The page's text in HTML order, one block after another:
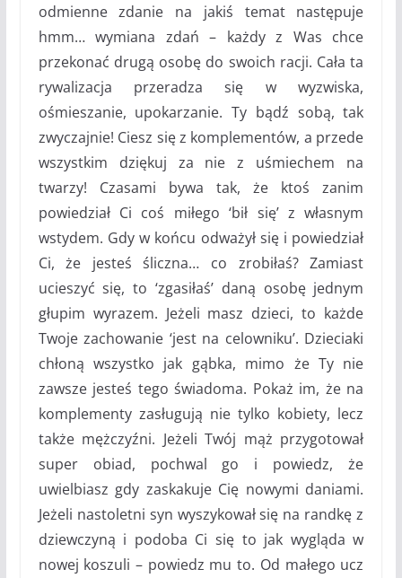
odmienne zdanie na jakiś temat następuje
hmm… wymiana zdań – każdy z Was chce
przekonać drugą osobę do swoich racji. Cała ta
rywalizacja przeradza się w wyzwiska,
ośmieszanie, upokarzanie. Ty bądź sobą, tak
zwyczajnie! Ciesz się z komplementów, a przede
wszystkim dziękuj za nie z uśmiechem na
twarzy! Czasami bywa tak, że ktoś zanim
powiedział Ci coś miłego ‘bił się’ z własnym
wstydem. Gdy w końcu odważył się i powiedział
Ci, że jesteś śliczna… co zrobiłaś? Zamiast
ucieszyć się, to ‘zgasiłaś’ daną osobę jednym
głupim wyrazem. Jeżeli masz dzieci, to każde
Twoje zachowanie ‘jest na celowniku’. Dzieciaki
chłoną wszystko jak gąbka, mimo że Ty nie
zawsze jesteś tego świadoma. Pokaż im, że na
komplementy zasługują nie tylko kobiety, lecz
także mężczyźni. Jeżeli Twój mąż przygotował
super obiad, pochwal go i powiedz, że
uwielbiasz gdy zaskakuje Cię nowymi daniami.
Jeżeli nastoletni syn wyszykował się na randkę z
dziewczyną i podoba Ci się to jak wygląda w
nowej koszuli – powiedz mu to. Od małego ucz